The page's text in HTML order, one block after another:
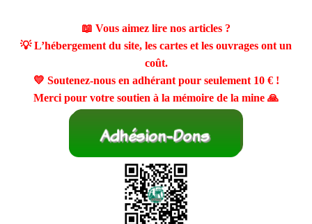
📖 Vous aimez lire nos articles ?
💡 L’hébergement du site, les cartes et les ouvrages ont un
coût.
💛 Soutenez-nous en adhérant pour seulement 10 €!
Merci pour votre soutien à la mémoire de la mine 🙏